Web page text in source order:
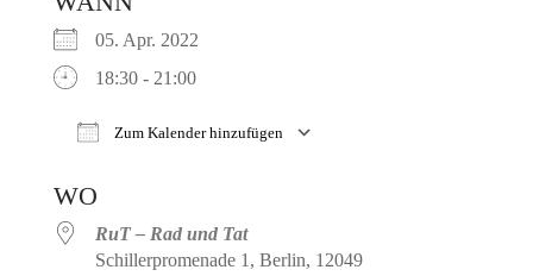
05. Apr. 2022
18:30 - 21:00
Zum Kalender hinzufügen
WO
RuT – Rad und Tat
Schillerpromenade 1, Berlin, 12049